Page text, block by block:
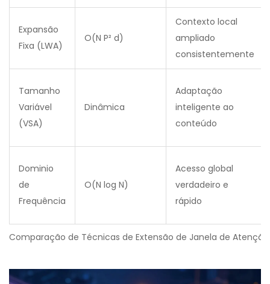
Comparação de Técnicas de Extensão de Janela de Atenção
Expansão
Fixa (LWA)
O(N P² d)
Contexto local
ampliado
consistentemente
Tamanho
Variável
(VSA)
Dinâmica
Adaptação
inteligente ao
conteúdo
Dominio
de
Frequência
O(N log N)
Acesso global
verdadeiro e
rápido